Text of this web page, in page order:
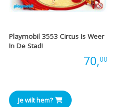
Playmobil 3553 Circus Is Weer
In De Stad!
70,00
Je wilt hem?